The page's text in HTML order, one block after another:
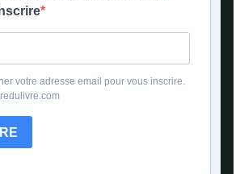
votre adresse email pour vous inscrire.